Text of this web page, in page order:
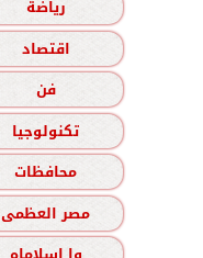
رياضة
اقتصاد
فن
تكنولوجيا
محافظات
مصر العظمى